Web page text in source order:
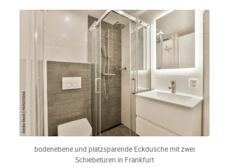
bodenebene und platzsparende Eckdusche mit zwei
Schiebetüren in Frankfurt